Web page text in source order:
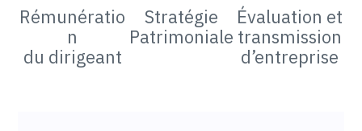
Rémunératio
n
du dirigeant
Stratégie
Patrimoniale
Évaluation et
transmission
d’entreprise